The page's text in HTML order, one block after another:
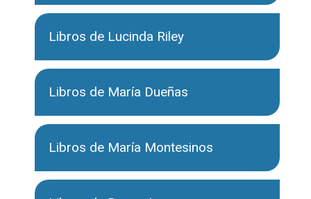
Libros de Lucinda Riley
Libros de María Dueñas
Libros de María Montesinos